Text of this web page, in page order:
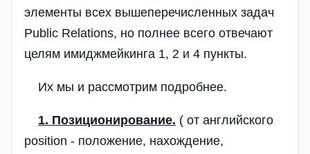
элементы всех вышеперечисленных задач
Public Relations, но полнее всего отвечают
целям имиджмейкинга 1, 2 и 4 пункты.
Их мы и рассмотрим подробнее.
1. Позиционирование. ( от английского
position - положение, нахождение,